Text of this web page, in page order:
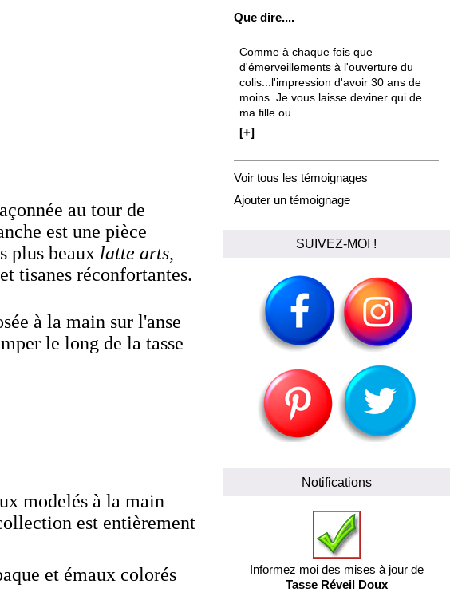
au tour de
est une pièce
plus beaux latte arts,
tisanes réconfortantes.
à la main sur l'anse
le long de la tasse
modelés à la main
est entièrement
et émaux colorés
Que dire....
Comme à chaque fois que
d'émerveillements à l'ouverture du
colis...l'impression d'avoir 30 ans de
moins. Je vous laisse deviner qui de
ma fille ou...
[+]
Voir tous les témoignages
Ajouter un témoignage
SUIVEZ-MOI !
Notifications
Informez moi des mises à jour de
Tasse Réveil Doux